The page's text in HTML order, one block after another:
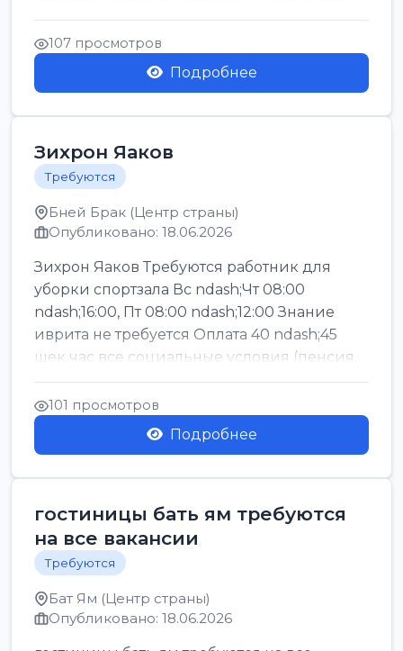
107 просмотров
Подробнее
Зихрон Яаков
Требуются
Бней Брак (Центр страны)
Опубликовано: 18.06.2026
Зихрон Яаков Требуются работник для
уборки спортзала Вс ndash;Чт 08:00
ndash;16:00, Пт 08:00 ndash;12:00 Знание
иврита не требуется Оплата 40 ndash;45
шек час все социальные условия (пенсия,
керен ишт...
101 просмотров
Подробнее
гостиницы бать ям требуются
на все вакансии
Требуются
Бат Ям (Центр страны)
Опубликовано: 18.06.2026